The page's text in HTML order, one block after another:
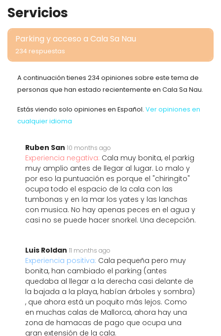
Servicios
Parking y acceso a Cala Sa Nau
234 respuestas
A continuación tienes 234 opiniones sobre este tema de
personas que han estado recientemente en Cala Sa Nau.
Estás viendo solo opiniones en Español. Ver opiniones en
cualquier idioma
Ruben San 10 months ago
Experiencia negativa: Cala muy bonita, el parkig
muy amplio antes de llegar al lugar. Lo malo y
por eso la puntuación es porque el "chiringito"
ocupa todo el espacio de la cala con las
tumbonas y en la mar los yates y las lanchas
con musica. No hay apenas peces en el agua y
casi no se puede hacer snorkel. Una decepción.
Luis Roldan 11 months ago
Experiencia positiva: Cala pequeña pero muy
bonita, han cambiado el parking (antes
quedaba al llegar a la derecha casi delante de
la bajada a la playa, habían árboles y sombra)
, que ahora está un poquito más lejos. Como
en muchas calas de Mallorca, ahora hay una
zona de hamacas de pago que ocupa una
gran extensión de la cala.